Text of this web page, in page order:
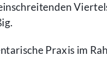
Praxis im